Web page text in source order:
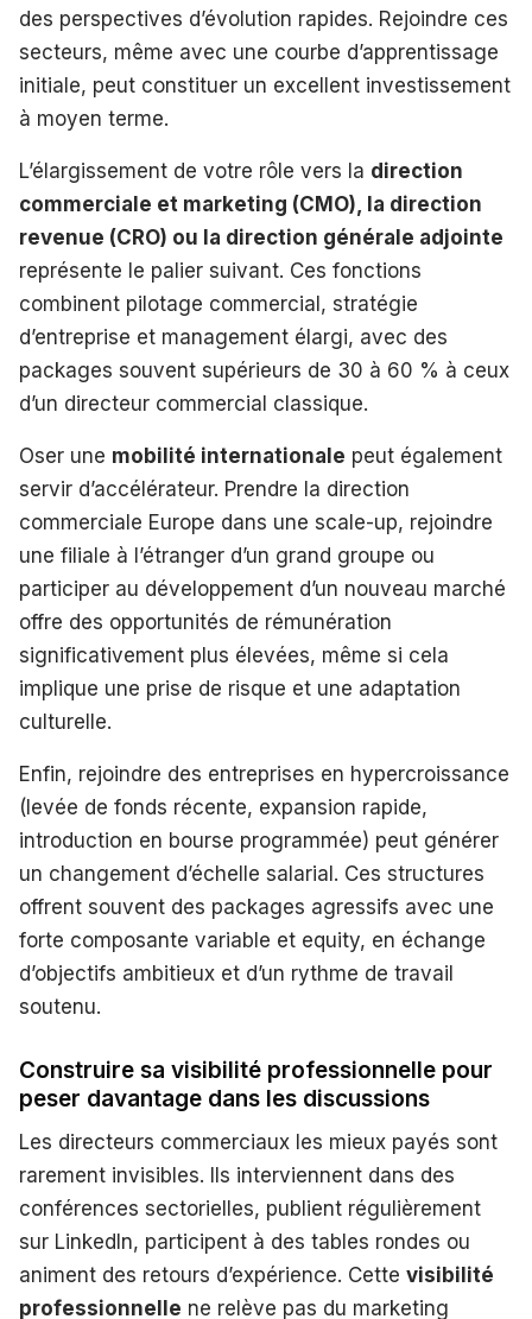
des perspectives d’évolution rapides. Rejoindre ces
secteurs, même avec une courbe d’apprentissage
initiale, peut constituer un excellent investissement
à moyen terme.
L’élargissement de votre rôle vers la direction
commerciale et marketing (CMO), la direction
revenue (CRO) ou la direction générale adjointe
représente le palier suivant. Ces fonctions
combinent pilotage commercial, stratégie
d’entreprise et management élargi, avec des
packages souvent supérieurs de 30 à 60 % à ceux
d’un directeur commercial classique.
Oser une mobilité internationale peut également
servir d’accélérateur. Prendre la direction
commerciale Europe dans une scale-up, rejoindre
une filiale à l’étranger d’un grand groupe ou
participer au développement d’un nouveau marché
offre des opportunités de rémunération
significativement plus élevées, même si cela
implique une prise de risque et une adaptation
culturelle.
Enfin, rejoindre des entreprises en hypercroissance
(levée de fonds récente, expansion rapide,
introduction en bourse programmée) peut générer
un changement d’échelle salarial. Ces structures
offrent souvent des packages agressifs avec une
forte composante variable et equity, en échange
d’objectifs ambitieux et d’un rythme de travail
soutenu.
Construire sa visibilité professionnelle pour
peser davantage dans les discussions
Les directeurs commerciaux les mieux payés sont
rarement invisibles. Ils interviennent dans des
conférences sectorielles, publient régulièrement
sur LinkedIn, participent à des tables rondes ou
animent des retours d’expérience. Cette visibilité
professionnelle ne relève pas du marketing